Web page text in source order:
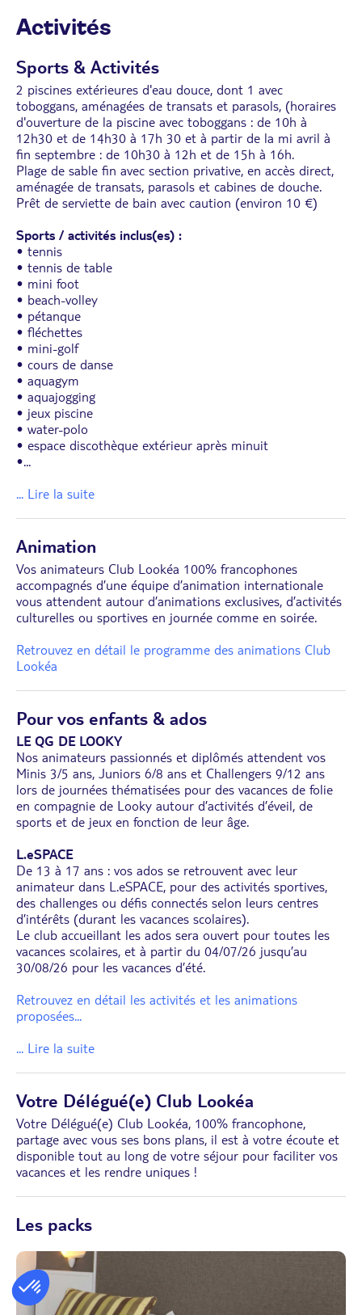
Activités
Sports & Activités
2 piscines extérieures d'eau douce, dont 1 avec
toboggans, aménagées de transats et parasols, (horaires
d'ouverture de la piscine avec toboggans : de 10h à
12h30 et de 14h30 à 17h 30 et à partir de la mi avril à
fin septembre : de 10h30 à 12h et de 15h à 16h.
Plage de sable fin avec section privative, en accès direct,
aménagée de transats, parasols et cabines de douche.
Prêt de serviette de bain avec caution (environ 10 €)
Sports / activités inclus(es) :
• tennis
• tennis de table
• mini foot
• beach-volley
• pétanque
• fléchettes
• mini-golf
• cours de danse
• aquagym
• aquajogging
• jeux piscine
• water-polo
• espace discothèque extérieur après minuit
•...
... Lire la suite
Animation
Vos animateurs Club Lookéa 100% francophones
accompagnés d’une équipe d’animation internationale
vous attendent autour d’animations exclusives, d’activités
culturelles ou sportives en journée comme en soirée.
Retrouvez en détail le programme des animations Club
Lookéa
Pour vos enfants & ados
LE QG DE LOOKY
Nos animateurs passionnés et diplômés attendent vos
Minis 3/5 ans, Juniors 6/8 ans et Challengers 9/12 ans
lors de journées thématisées pour des vacances de folie
en compagnie de Looky autour d’activités d’éveil, de
sports et de jeux en fonction de leur âge.
L.eSPACE
De 13 à 17 ans : vos ados se retrouvent avec leur
animateur dans L.eSPACE, pour des activités sportives,
des challenges ou défis connectés selon leurs centres
d’intérêts (durant les vacances scolaires).
Le club accueillant les ados sera ouvert pour toutes les
vacances scolaires, et à partir du 04/07/26 jusqu’au
30/08/26 pour les vacances d’été.
Retrouvez en détail les activités et les animations
proposées...
... Lire la suite
Votre Délégué(e) Club Lookéa
Votre Délégué(e) Club Lookéa, 100% francophone,
partage avec vous ses bons plans, il est à votre écoute et
disponible tout au long de votre séjour pour faciliter vos
vacances et les rendre uniques !
Les packs